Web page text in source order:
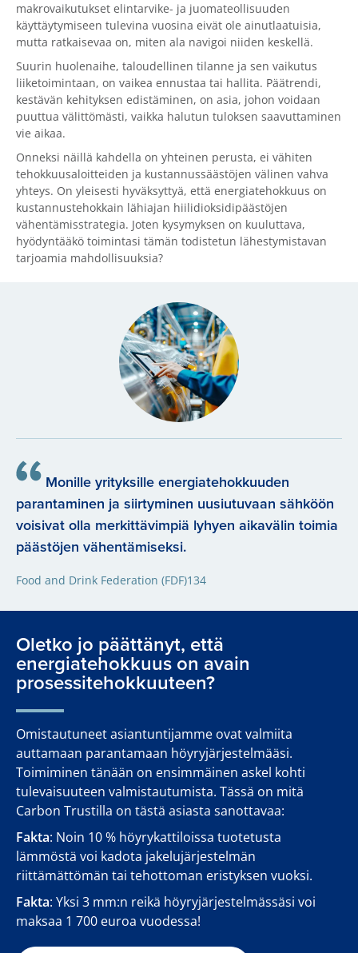
makrovaikutukset elintarvike- ja juomateollisuuden
käyttäytymiseen tulevina vuosina eivät ole ainutlaatuisia,
mutta ratkaisevaa on, miten ala navigoi niiden keskellä.
Suurin huolenaihe, taloudellinen tilanne ja sen vaikutus
liiketoimintaan, on vaikea ennustaa tai hallita. Päätrendi,
kestävän kehityksen edistäminen, on asia, johon voidaan
puuttua välittömästi, vaikka halutun tuloksen saavuttaminen
vie aikaa.
Onneksi näillä kahdella on yhteinen perusta, ei vähiten
tehokkuusaloitteiden ja kustannussäästöjen välinen vahva
yhteys. On yleisesti hyväksyttyä, että energiatehokkuus on
kustannustehokkain lähiajan hiilidioksidipäästöjen
vähentämisstrategia. Joten kysymyksen on kuuluttava,
hyödyntääkö toimintasi tämän todistetun lähestymistavan
tarjoamia mahdollisuuksia?
Monille yrityksille energiatehokkuuden
parantaminen ja siirtyminen uusiutuvaan sähköön
voisivat olla merkittävimpiä lyhyen aikavälin toimia
päästöjen vähentämiseksi.
Food and Drink Federation (FDF)134
Oletko jo päättänyt, että
energiatehokkuus on avain
prosessitehokkuuteen?
Omistautuneet asiantuntijamme ovat valmiita
auttamaan parantamaan höyryjärjestelmääsi.
Toimiminen tänään on ensimmäinen askel kohti
tulevaisuuteen valmistautumista. Tässä on mitä
Carbon Trustilla on tästä asiasta sanottavaa:
Fakta: Noin 10 % höyrykattiloissa tuotetusta
lämmöstä voi kadota jakelujärjestelmän
riittämättömän tai tehottoman eristyksen vuoksi.
Fakta: Yksi 3 mm:n reikä höyryjärjestelmässäsi voi
maksaa 1 700 euroa vuodessa!